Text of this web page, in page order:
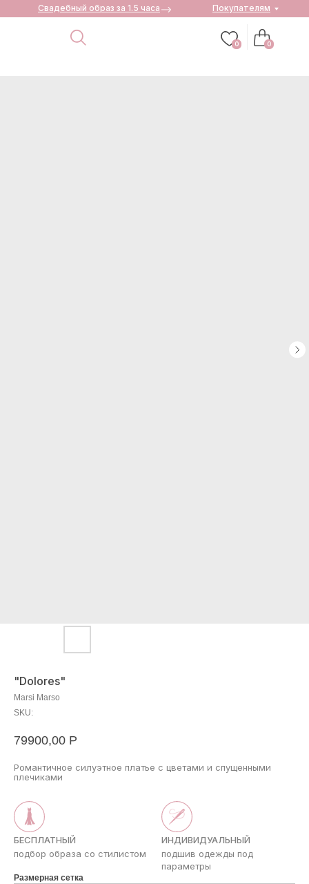
0
0
Покупателям
Свадебный образ за 1.5 часа
"Dolores"
Marsi Marso
SKU:
79900,00 Р
Романтичное силуэтное платье с цветами и спущенными
плечиками
БЕСПЛАТНЫЙ
подбор образа со стилистом
ИНДИВИДУАЛЬНЫЙ
подшив одежды под
параметры
Размерная сетка